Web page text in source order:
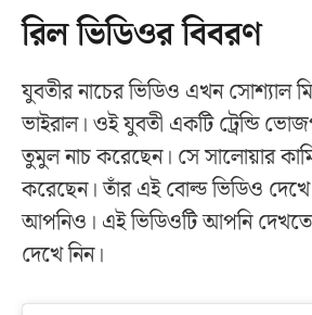
রিল ভিডিওর বিবরণ
যুবতীর নাচের ভিডিও এখন সোশ্যাল
ভাইরাল। ওই যুবতী একটি ট্রেন্ডি
তুমুল নাচ করেছেন। সে সালোয়ার
করেছেন। তাঁর এই বোল্ড ভিডিও
আপনিও। এই ভিডিওটি আপনি দেখতে
দেখে নিন।